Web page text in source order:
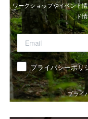
ワークショップやイベント
ド
同意 プライバシーポリ
プライ